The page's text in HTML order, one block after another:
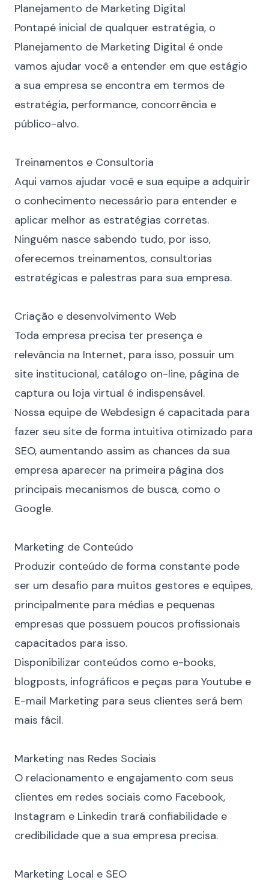
Planejamento de Marketing Digital
Pontapé inicial de qualquer estratégia, o
Planejamento de Marketing Digital é onde
vamos ajudar você a entender em que estágio
a sua empresa se encontra em termos de
estratégia, performance, concorrência e
público-alvo.
Treinamentos e Consultoria
Aqui vamos ajudar você e sua equipe a adquirir
o conhecimento necessário para entender e
aplicar melhor as estratégias corretas.
Ninguém nasce sabendo tudo, por isso,
oferecemos treinamentos, consultorias
estratégicas e palestras para sua empresa.
Criação e desenvolvimento Web
Toda empresa precisa ter presença e
relevância na Internet, para isso, possuir um
site institucional, catálogo on-line, página de
captura ou loja virtual é indispensável.
Nossa equipe de Webdesign é capacitada para
fazer seu site de forma intuitiva otimizado para
SEO, aumentando assim as chances da sua
empresa aparecer na primeira página dos
principais mecanismos de busca, como o
Google.
Marketing de Conteúdo
Produzir conteúdo de forma constante pode
ser um desafio para muitos gestores e equipes,
principalmente para médias e pequenas
empresas que possuem poucos profissionais
capacitados para isso.
Disponibilizar conteúdos como e-books,
blogposts, infográficos e peças para Youtube e
E-mail Marketing para seus clientes será bem
mais fácil.
Marketing nas Redes Sociais
O relacionamento e engajamento com seus
clientes em redes sociais como Facebook,
Instagram e Linkedin trará confiabilidade e
credibilidade que a sua empresa precisa.
Marketing Local e SEO